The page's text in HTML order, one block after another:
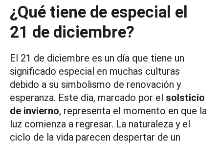
¿Qué tiene de especial el
21 de diciembre?
El 21 de diciembre es un día que tiene un
significado especial en muchas culturas
debido a su simbolismo de renovación y
esperanza. Este día, marcado por el solsticio
de invierno, representa el momento en que la
luz comienza a regresar. La naturaleza y el
ciclo de la vida parecen despertar de un